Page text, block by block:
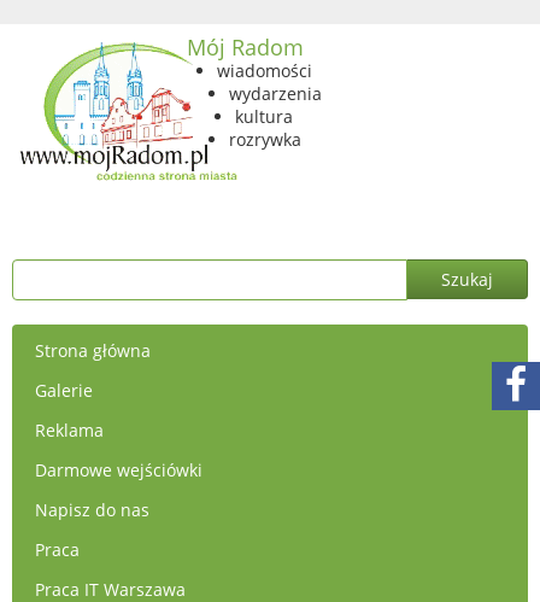
Mój Radom
wiadomości
wydarzenia
kultura
rozrywka
Strona główna
Galerie
Reklama
Darmowe wejściówki
Napisz do nas
Praca
Praca IT Warszawa